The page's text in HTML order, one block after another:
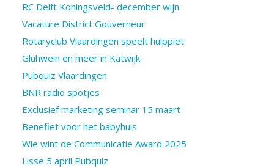
RC Delft Koningsveld- december wijn
Vacature District Gouverneur
Rotaryclub Vlaardingen speelt hulppiet
Glühwein en meer in Katwijk
Pubquiz Vlaardingen
BNR radio spotjes
Exclusief marketing seminar 15 maart
Benefiet voor het babyhuis
Wie wint de Communicatie Award 2025
Lisse 5 april Pubquiz